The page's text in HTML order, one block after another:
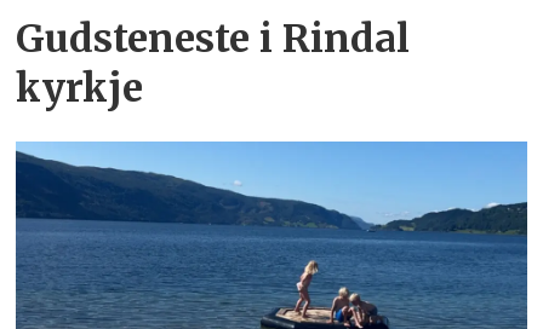
Gudsteneste i Rindal
kyrkje